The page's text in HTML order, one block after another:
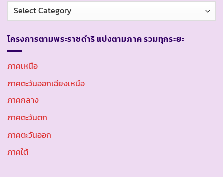
หมวด
หมู่
โครงการตามพระราชดำริ แบ่งตามภาค รวมทุกระยะ
ภาคเหนือ
ภาคตะวันออกเฉียงเหนือ
ภาคกลาง
ภาคตะวันตก
ภาคตะวันออก
ภาคใต้